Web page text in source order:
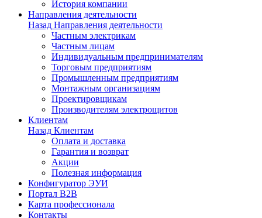
История компании
Направления деятельности
Назад Направления деятельности
Частным электрикам
Частным лицам
Индивидуальным предпринимателям
Торговым предприятиям
Промышленным предприятиям
Монтажным организациям
Проектировщикам
Производителям электрощитов
Клиентам
Назад Клиентам
Оплата и доставка
Гарантия и возврат
Акции
Полезная информация
Конфигуратор ЭУИ
Портал B2B
Карта профессионала
Контакты